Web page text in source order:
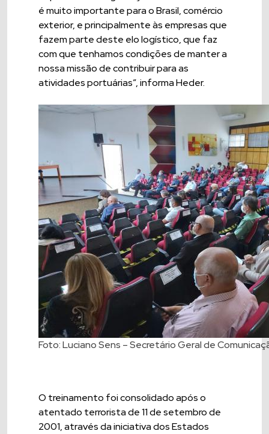
é muito importante para o Brasil, comércio
exterior, e principalmente às empresas que
fazem parte deste elo logístico, que faz
com que tenhamos condições de manter a
nossa missão de contribuir para as
atividades portuárias”, informa Heder.
Foto: Luciano Sens – Secretário Geral de
O treinamento foi consolidado após o
atentado terrorista de 11 de setembro de
2001, através da iniciativa dos Estados